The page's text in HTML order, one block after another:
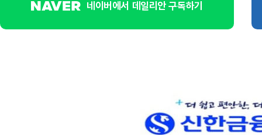
네이버에서 데일리안 구독하기